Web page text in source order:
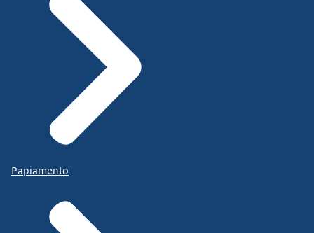
Papiamento